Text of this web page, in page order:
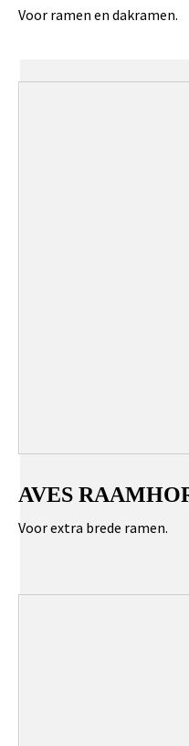
Voor ramen en dakramen.
AVES
Voor extra brede ramen.